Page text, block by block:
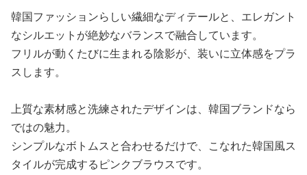
韓国ファッションらしい繊細なディテールと、エレガント
なシルエットが絶妙なバランスで融合しています。
フリルが動くたびに生まれる陰影が、装いに立体感をプラ
スします。
上質な素材感と洗練されたデザインは、韓国ブランドなら
ではの魅力。
シンプルなボトムスと合わせるだけで、こなれた韓国風ス
タイルが完成するピンクブラウスです。